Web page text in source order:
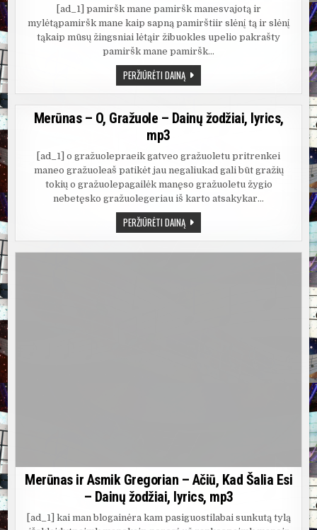
[ad_1] pamiršk mane pamiršk manesvajotą ir
mylėtąpamiršk mane kaip sapną pamirštiir slėnį tą ir slėnį
tąkaip mūsų žingsniai lėtąir žibuokles upelio pakrašty
pamiršk mane pamiršk…
PERŽIŪRĖTI DAINĄVILIJA
IR
MERŪNAS
–
PAMIRŠK
MANE
LYRICS,
MP3
Merūnas – O, Gražuole – Dainų žodžiai, lyrics,
mp3
[ad_1] o gražuolepraeik gatveo gražuoletu pritrenkei
maneo gražuoleaš patikėt jau negaliukad gali būt gražių
tokių o gražuolepagailėk manęso gražuoletu žygio
nebetęsko gražuolegeriau iš karto atsakykar…
PERŽIŪRĖTI DAINĄMERŪNAS
–
O,
GRAŽUOLE
Merūnas ir Asmik Gregorian – Ačiū, Kad Šalia Esi
– Dainų žodžiai, lyrics, mp3
[ad_1] kai man blogainėra kam pasiguostilabai sunkutą tylą